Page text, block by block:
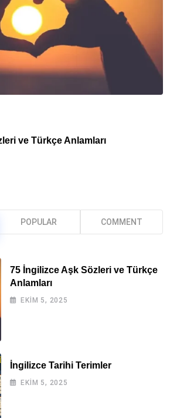
ve Türkçe Anlamları
POPULAR COMMENT
75 İngilizce Aşk Sözleri ve Türkçe
Anlamları
EKIM 5, 2025
İngilizce Tarihi Terimler
EKIM 5, 2025